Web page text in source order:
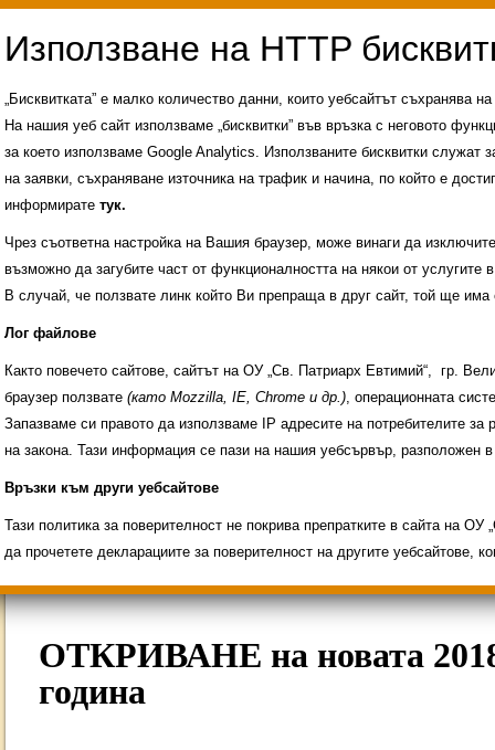
Свободни места за ученици
ИНОВАЦИЯ 2026
Олимпиади 2025/2026
ОТКРИВАНЕ на новата
година
„Бисквитката” е малко количество данни, които уебсайтът съхранява
На нашия уеб сайт използваме „бисквитки” във връзка с неговото
за което използваме Google Analytics. Използваните бисквитки служат
на заявки, съхраняване източника на трафик и начина, по който е
информирате тук.
Чрез съответна настройка на Вашия браузер, може винаги да
възможно да загубите част от функционалността на някои от услугите
В случай, че ползвате линк който Ви препраща в друг сайт, той ще има
Лог файлове
Както повечето сайтове, сайтът на ОУ „Св. Патриарх Евтимий“, гр.
браузер ползвате (като Mozzilla, IE, Chrome и др.), операционната
Запазваме си правото да използваме IP адресите на потребителите
на закона. Тази информация се пази на нашия уебсървър,
Връзки към други уебсайтове
Тази политика за поверителност не покрива препратките в сайта на
да прочетете декларациите за поверителност на другите уебсайтове,